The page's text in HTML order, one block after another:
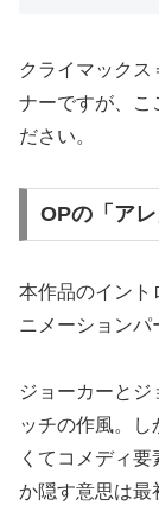
クライマック
ナーですが、こ
ださい。
OPの「ア
本作品のイント
ニメーションパ
ジョーカーと
ッチの作風。
くてコメディ
か隠す意思は最